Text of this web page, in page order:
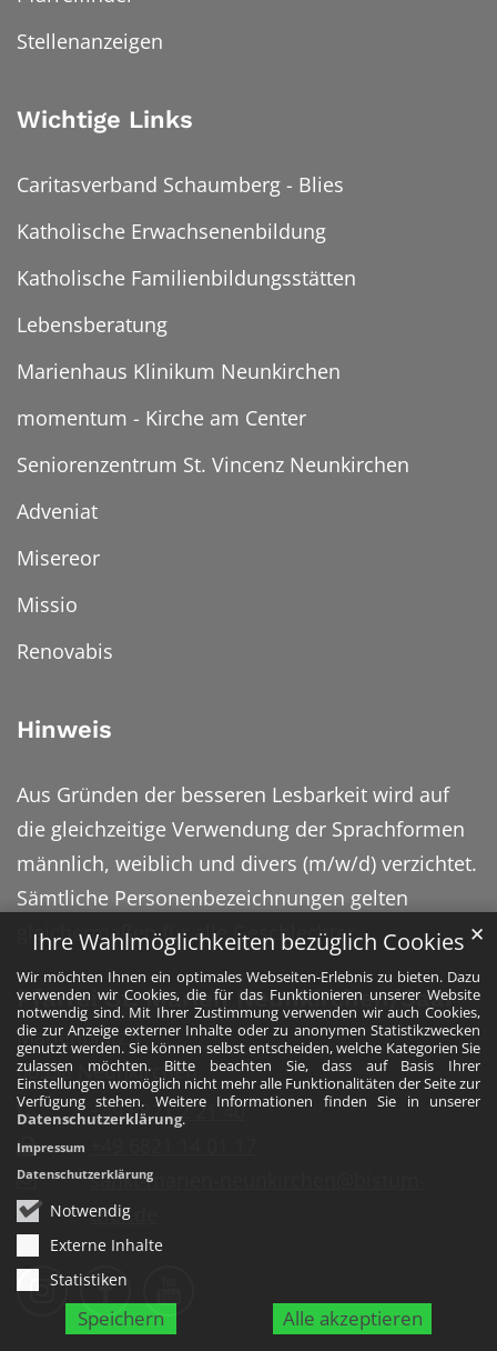
Ihre Wahlmöglichkeiten bezüglich Cookies
Wir möchten Ihnen ein optimales Webseiten-Erlebnis zu bieten. Dazu
verwenden wir Cookies, die für das Funktionieren unserer Website
notwendig sind. Mit Ihrer Zustimmung verwenden wir auch Cookies,
die zur Anzeige externer Inhalte oder zu anonymen Statistikzwecken
genutzt werden. Sie können selbst entscheiden, welche Kategorien Sie
zulassen möchten. Bitte beachten Sie, dass auf Basis Ihrer
Einstellungen womöglich nicht mehr alle Funktionalitäten der Seite zur
Verfügung stehen. Weitere Informationen finden Sie in unserer
Datenschutzerklärung.
Notwendig
Externe Inhalte
Statistiken
Speichern Alle akzeptieren
✕
Impressum
Datenschutzerklärung
Stellenanzeigen
Wichtige Links
Caritasverband Schaumberg - Blies
Katholische Erwachsenenbildung
Katholische Familienbildungsstätten
Lebensberatung
Marienhaus Klinikum Neunkirchen
momentum - Kirche am Center
Seniorenzentrum St. Vincenz Neunkirchen
Adveniat
Misereor
Missio
Renovabis
Hinweis
Aus Gründen der besseren Lesbarkeit wird auf
die gleichzeitige Verwendung der Sprachformen
männlich, weiblich und divers (m/w/d) verzichtet.
Sämtliche Personenbezeichnungen gelten
gleichermaßen für alle Geschlechter.
Pfarrei St. Marien Neunkirchen/Saar
Marienplatz 1
66538
Neunkirchen
+49 6821 2 21 40
sankt-marien-neunkirchen@bistum-
trier.de
Bistum Trier auf Instragram